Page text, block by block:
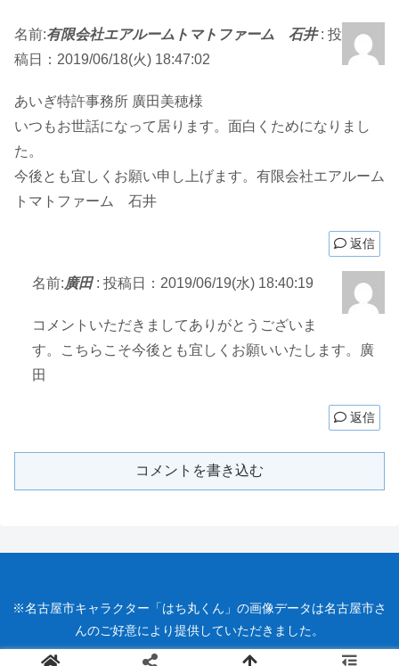
名前:有限会社エアルームトマトファーム 石井: 投
稿日：2019/06/18(火) 18:47:02
あいぎ特許事務所 廣田美穂様
いつもお世話になって居ります。面白くためになりまし
た。
今後とも宜しくお願い申し上げます。有限会社エアルーム
トマトファーム 石井
返信
名前:廣田: 投稿日：2019/06/19(水) 18:40:19
コメントいただきましてありがとうございま
す。こちらこそ今後とも宜しくお願いいたします。廣
田
返信
コメントを書き込む
※名古屋市キャラクター「はち丸くん」の画像データは名古屋市さ
んのご好意により提供していただきました。